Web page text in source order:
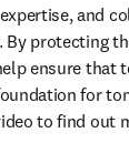
and
By protecting
ensure that
for
to find out